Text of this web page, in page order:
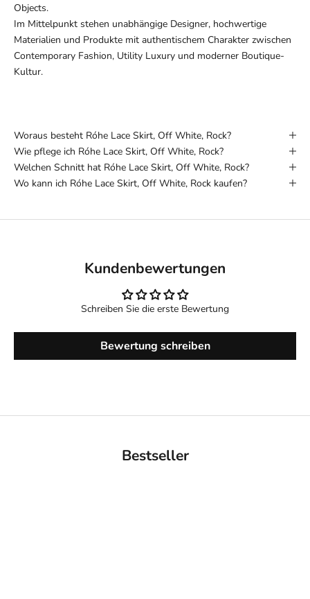
Objects.
Im Mittelpunkt stehen unabhängige Designer, hochwertige
Materialien und Produkte mit authentischem Charakter zwischen
Contemporary Fashion, Utility Luxury und moderner Boutique-
Kultur.
Woraus besteht Róhe Lace Skirt, Off White, Rock?
Wie pflege ich Róhe Lace Skirt, Off White, Rock?
Welchen Schnitt hat Róhe Lace Skirt, Off White, Rock?
Wo kann ich Róhe Lace Skirt, Off White, Rock kaufen?
Kundenbewertungen
Schreiben Sie die erste Bewertung
Bewertung schreiben
Bestseller